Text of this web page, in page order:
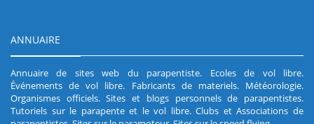
ANNUAIRE
Annuaire de sites web du parapentiste. Ecoles de vol libre.
Événements de vol libre. Fabricants de materiels. Météorologie.
Organismes officiels.Sites et blogs personnels de parapentistes.
Tutoriels sur le parapente et le vol libre.Clubs et Associations de